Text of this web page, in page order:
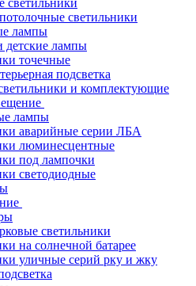
светильники
лампы
лампы
точечные
подсветка
и комплектующие
лампы
аварийные серии ЛБА
люминесцентные
под лампочки
светодиодные
светильники
на солнечной батарее
уличные серий рку и жку